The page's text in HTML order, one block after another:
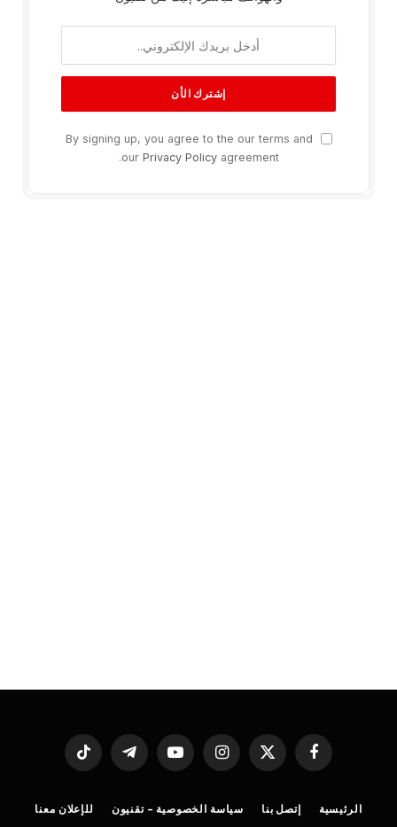
By signing up, you agree to the our terms and
our Privacy Policyagreement.
فيسبوك
X
الانستغراميوتيوب تيلقرام تيكتوك
الرئيسية إتصل بنا سياسة الخصوصية – تقنيون للإعلان معنا